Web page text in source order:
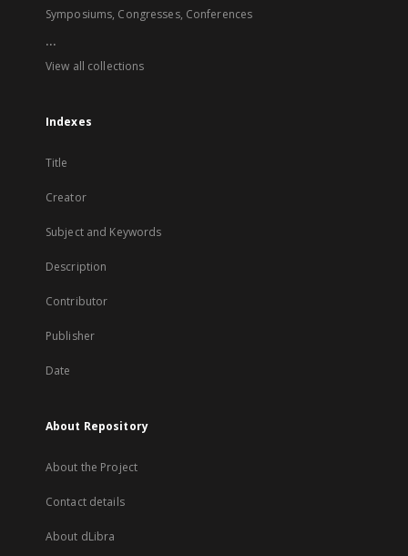
Symposiums, Congresses, Conferences
...
View all collections
Indexes
Title
Creator
Subject and Keywords
Description
Contributor
Publisher
Date
About Repository
About the Project
Contact details
About dLibra